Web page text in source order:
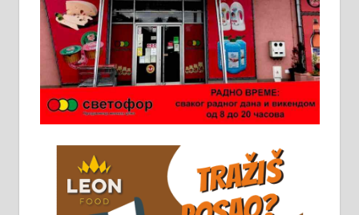
Ало таксију потребан возач са Б
категоријом. 064/02-85-511
Потребна два радника за рад на
стоваришту „Липа промет” у
Алексинцу. За више
информација доћи лично на
стовариште у улици Максима
Горког 26 сваког радног дана од
8 до 15 часова. 063/465-045